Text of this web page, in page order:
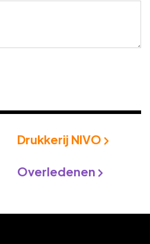
Drukkerij NIVO
Overledenen